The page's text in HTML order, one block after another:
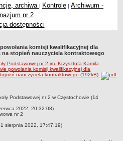
archiwa | Kontrole | Archiwum -
nr 2
dostępności
komisji kwalifikacyjnej dla
stopień nauczyciela kontraktowego
Podstawowej nr 2 im. Krzysztofa Kamila
powołania komisji kwalifikacyjnej dla
nauczyciela kontraktowego (192kB)
Podstawowej nr 2 w Częstochowie (14
2022, 20:32:08)
nr 2
sierpnia 2022, 17:47:19)